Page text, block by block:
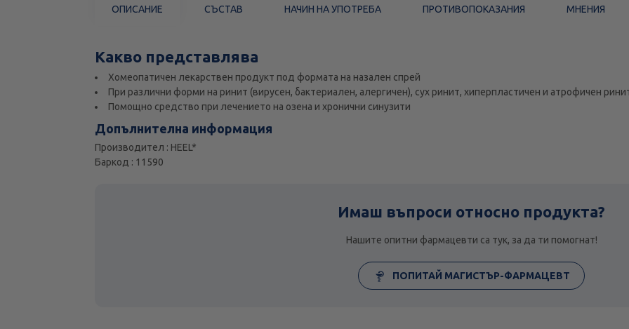
ОПИСАНИЕ СЪСТАВ НАЧИН НА УПОТРЕБА ПРОТИВОПОКАЗАНИЯ МНЕНИЯ
Какво представлява
Хомеопатичен лекарствен продукт под формата на назален спрей
При различни форми на ринит (вирусен, бактериален, алергичен), сух ринит, хиперпластичен и атрофичен
Помощно средство при лечението на озена и хронични синузити
Допълнителна информация
Производител : HEEL*
Баркод : 11590
Имаш въпроси относно продукта?
Нашите опитни фармацевти са тук, за да ти помогнат!
ПОПИТАЙ МАГИСТЪР-ФАРМАЦЕВТ